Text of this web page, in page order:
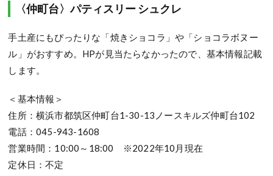
〈仲町台〉パティスリー シュクレ
手土産にもぴったりな「焼きショコラ」や「ショコラボヌー
ル」がおすすめ。HPが見当たらなかったので、基本情報記載
します。
＜基本情報＞
住所：横浜市都筑区仲町台1-30-13ノースキルズ仲町台102
電話：045-943-1608
営業時間：10:00～18:00 ※2022年10月現在
定休日：不定